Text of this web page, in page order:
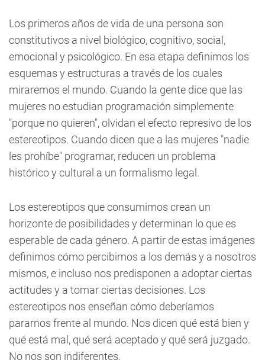
Los primeros años de vida de una persona son
constitutivos a nivel biológico, cognitivo, social,
emocional y psicológico. En esa etapa definimos los
esquemas y estructuras a través de los cuales
miraremos el mundo. Cuando la gente dice que las
mujeres no estudian programación simplemente
"porque no quieren", olvidan el efecto represivo de los
estereotipos. Cuando dicen que a las mujeres "nadie
les prohíbe" programar, reducen un problema
histórico y cultural a un formalismo legal.
Los estereotipos que consumimos crean un
horizonte de posibilidades y determinan lo que es
esperable de cada género. A partir de estas imágenes
definimos cómo percibimos a los demás y a nosotros
mismos, e incluso nos predisponen a adoptar ciertas
actitudes y a tomar ciertas decisiones. Los
estereotipos nos enseñan cómo deberíamos
pararnos frente al mundo. Nos dicen qué está bien y
qué está mal, qué será aceptado y qué será juzgado.
No nos son indiferentes.